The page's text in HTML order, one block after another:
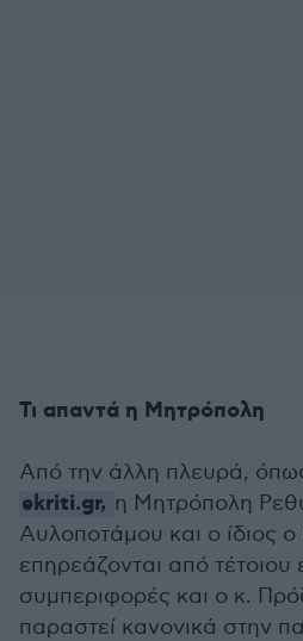
Τι απαντά η Μητρόπολη
Από την άλλη πλευρά,
ekriti.gr, η Μητρόπολη
Αυλοποτάμου και ο ίδιος
επηρεάζονται από τέτοιου
συμπεριφορές και ο κ.
παραστεί κανονικά στην